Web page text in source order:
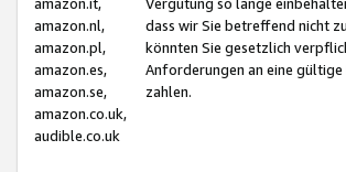
amazon.nl,
amazon.pl,
amazon.es,
amazon.se,
amazon.co.uk,
audible.co.uk
dass wir Sie betreffend nicht
könnten Sie gesetzlich
Anforderungen an eine
zahlen.